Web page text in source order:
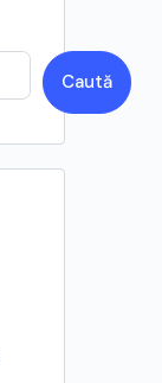
Caută